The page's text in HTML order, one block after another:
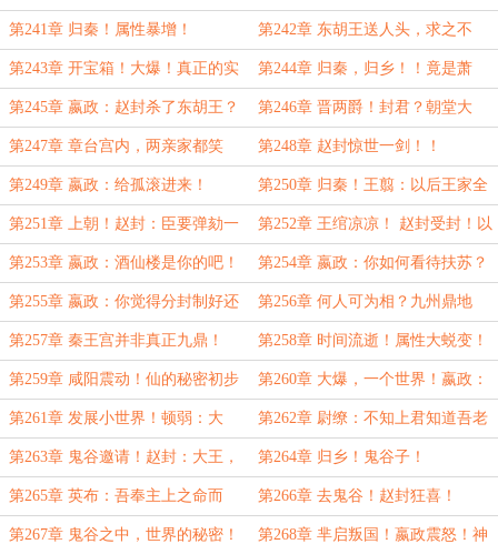
欣喜：这小子终于回来了！
第241章 归秦！属性暴增！ 第242章 东胡王送人头，求之不
得！
第243章 开宝箱！大爆！真正的实
力暴涨！
第244章 归秦，归乡！！竟是萧
何？
第245章 嬴政：赵封杀了东胡王？
震动朝堂！
第246章 晋两爵！封君？朝堂大
惊！嬴政的得意！
第247章 章台宫内，两亲家都笑
了！
第248章 赵封惊世一剑！！
第249章 嬴政：给孤滚进来！ 第250章 归秦！王翦：以后王家全
力支持你！
第251章 上朝！赵封：臣要弹劾一
人！
第252章 王绾凉凉！ 赵封受封！以
武封君！
第253章 嬴政：酒仙楼是你的吧！ 第254章 嬴政：你如何看待扶苏？
第255章 嬴政：你觉得分封制好还
是郡县制？赵封：大王再生一个吧
第256章 何人可为相？九州鼎地
图？
第257章 秦王宫并非真正九鼎！ 第258章 时间流逝！属性大蜕变！
第259章 咸阳震动！仙的秘密初步
揭开！
第260章 大爆，一个世界！嬴政：
如果你是孤的儿子该多好！
第261章 发展小世界！顿弱：大
王，长公子的人又出手了！
第262章 尉缭：不知上君知道吾老
师呼？
第263章 鬼谷邀请！赵封：大王，
这世间真的有仙吗？
第264章 归乡！鬼谷子！
第265章 英布：吾奉主上之命而
来！
第266章 去鬼谷！赵封狂喜！
第267章 鬼谷之中，世界的秘密！ 第268章 芈启叛国！嬴政震怒！神